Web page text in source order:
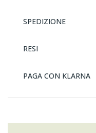
SPEDIZIONE
RESI
PAGA CON KLARNA